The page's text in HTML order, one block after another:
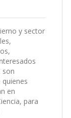
y sector
son
en
para